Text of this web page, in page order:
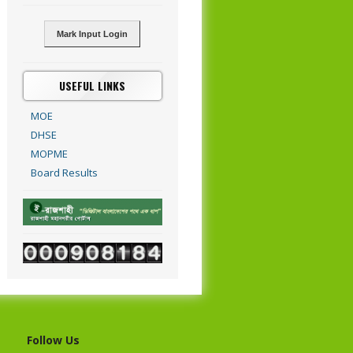
Mark Input Login
USEFUL LINKS
MOE
DHSE
MOPME
Board Results
Follow Us